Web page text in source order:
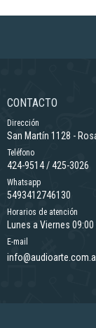
CONTACTO
Dirección
San Martín 1128 -
Teléfono
424-9514 / 425-3026
Whatsapp
5493412746130
Horarios de atención
Lunes a Viernes
E-mail